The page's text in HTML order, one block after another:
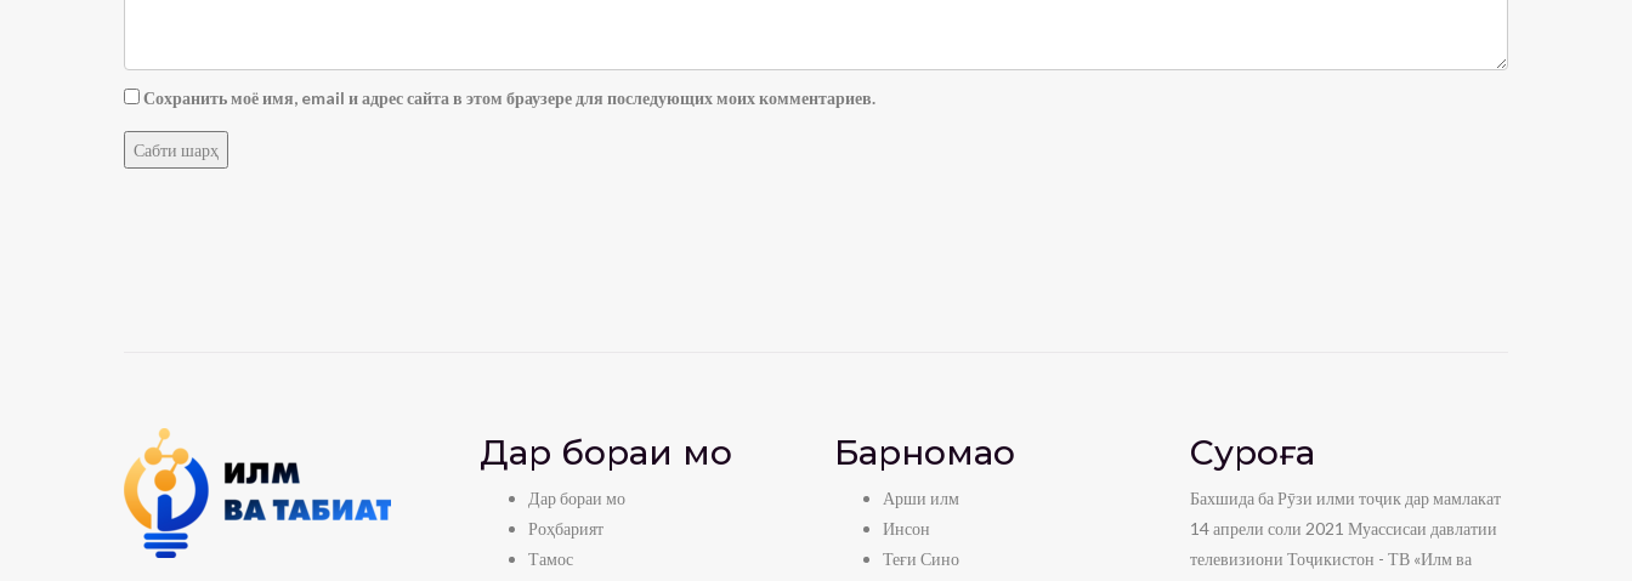
Сохранить моё имя, email и адрес сайта в этом браузере для последующих моих комментариев.
Дар бораи мо
Дар бораи мо
Роҳбарият
Тамос
Барномаҳо
Арши илм
Инсон
Теғи Сино
Суроға
Бахшида ба Рӯзи илми тоҷик дар мамлакат
14 апрели соли 2021 Муассисаи давлатии
телевизиони Тоҷикистон - ТВ «Илм ва